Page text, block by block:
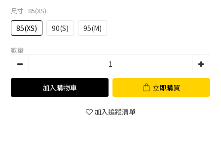
尺寸 : 85(XS)
85(XS) 90(S) 95(M)
數量
加入購物車 立即購買
加入追蹤清單